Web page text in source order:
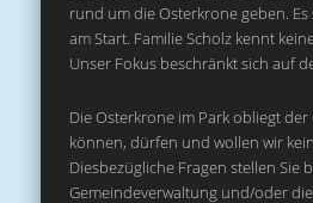
rund um die Osterkrone geben.
am Start. Familie Scholz kennt
Unser Fokus beschränkt sich auf
Die Osterkrone im Park obliegt der
können, dürfen und wollen wir
Diesbezügliche Fragen stellen Sie
Gemeindeverwaltung und/oder